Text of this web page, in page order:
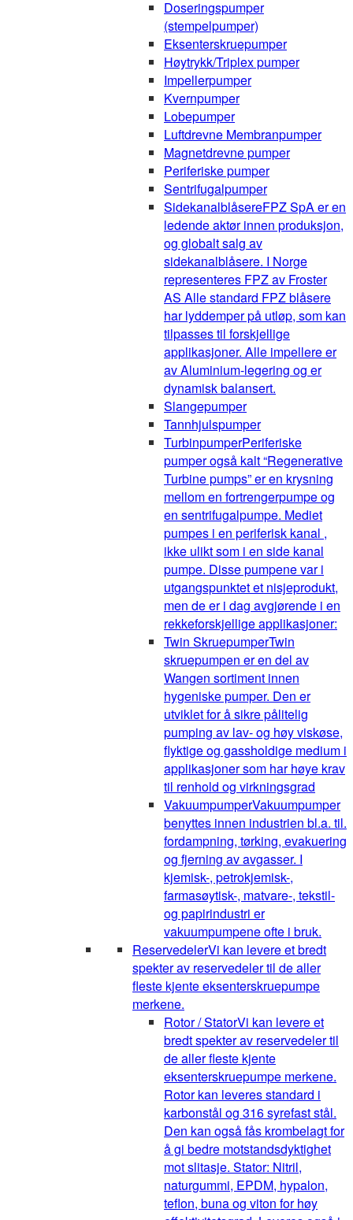
Doseringspumper
(stempelpumper)
Eksenterskruepumper
Høytrykk/Triplex pumper
Impellerpumper
Kvernpumper
Lobepumper
Luftdrevne Membranpumper
Magnetdrevne pumper
Periferiske pumper
Sentrifugalpumper
SidekanalblåsereFPZ SpA er en
ledende aktør innen produksjon,
og globalt salg av
sidekanalblåsere. I Norge
representeres FPZ av Froster
AS Alle standard FPZ blåsere
har lyddemper på utløp, som kan
tilpasses til forskjellige
applikasjoner. Alle impellere er
av Aluminium-legering og er
dynamisk balansert.
Slangepumper
Tannhjulspumper
TurbinpumperPeriferiske
pumper også kalt “Regenerative
Turbine pumps” er en krysning
mellom en fortrengerpumpe og
en sentrifugalpumpe. Mediet
pumpes i en periferisk kanal ,
ikke ulikt som i en side kanal
pumpe. Disse pumpene var i
utgangspunktet et nisjeprodukt,
men de er i dag avgjørende i en
rekkeforskjellige applikasjoner:
Twin SkruepumperTwin
skruepumpen er en del av
Wangen sortiment innen
hygeniske pumper. Den er
utviklet for å sikre pålitelig
pumping av lav- og høy viskøse,
flyktige og gassholdige medium i
applikasjoner som har høye krav
til renhold og virkningsgrad
VakuumpumperVakuumpumper
benyttes innen industrien bl.a. til.
fordampning, tørking, evakuering
og fjerning av avgasser. I
kjemisk-, petrokjemisk-,
farmasøytisk-, matvare-, tekstil-
og papirindustri er
vakuumpumpene ofte i bruk.
ReservedelerVi kan levere et bredt
spekter av reservedeler til de aller
fleste kjente eksenterskruepumpe
merkene.
Rotor / StatorVi kan levere et
bredt spekter av reservedeler til
de aller fleste kjente
eksenterskruepumpe merkene.
Rotor kan leveres standard i
karbonstål og 316 syrefast stål.
Den kan også fås krombelagt for
å gi bedre motstandsdyktighet
mot slitasje. Stator: Nitril,
naturgummi, EPDM, hypalon,
teflon, buna og viton for høy